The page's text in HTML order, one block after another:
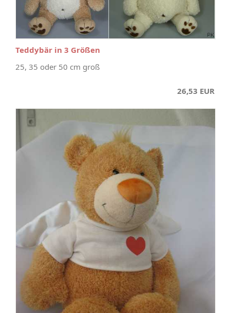
Teddybär in 3 Größen
25, 35 oder 50 cm groß
26,53 EUR